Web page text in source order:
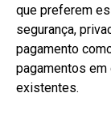
que preferem
segurança,
pagamento
pagamentos
existentes.